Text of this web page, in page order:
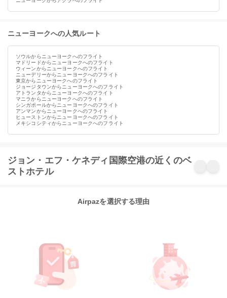
ニューヨークへの人気ルート
ソウルからニューヨークへのフライト
マドリードからニューヨークへのフライト
ウィーンからニューヨークへのフライト
ニューデリーからニューヨークへのフライト
東京からニューヨークへのフライト
ジョージタウンからニューヨークへのフライト
アトランタからニューヨークへのフライト
マニラからニューヨークへのフライト
シンガポールからニューヨークへのフライト
アンマンからニューヨークへのフライト
ヒューストンからニューヨークへのフライト
メキシコシティからニューヨークへのフライト
ジョン・エフ・ケネディ国際空港の近くのベ
ストホテル
Airpazを選択する理由